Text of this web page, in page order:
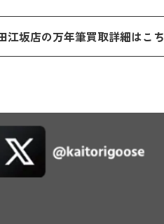
江坂店の万年筆買取詳細はこ